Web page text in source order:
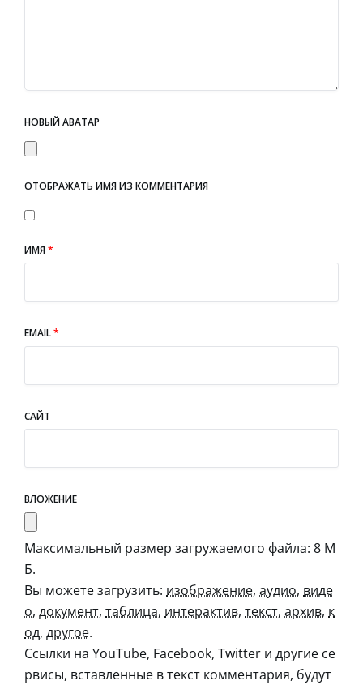
НОВЫЙ АВАТАР
ОТОБРАЖАТЬ ИМЯ ИЗ КОММЕНТАРИЯ
ИМЯ*
EMAIL*
САЙТ
ВЛОЖЕНИЕ
Максимальный размер загружаемого файла: 8 М
Б.
Вы можете загрузить: изображение, аудио, виде
о, документ, таблица, интерактив, текст, архив, к
од, другое.
Ссылки на YouTube, Facebook, Twitter и другие се
рвисы, вставленные в текст комментария, будут